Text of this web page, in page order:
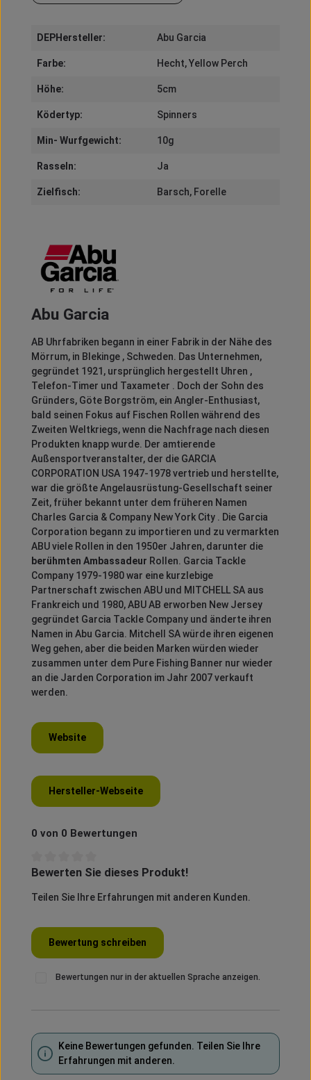
DEPHersteller: Abu Garcia
Farbe: Hecht, Yellow Perch
Höhe: 5cm
Ködertyp: Spinners
Min- Wurfgewicht: 10g
Rasseln: Ja
Zielfisch: Barsch, Forelle
Abu Garcia
AB Uhrfabriken begann in einer Fabrik in der Nähe des
Mörrum, in Blekinge , Schweden. Das Unternehmen,
gegründet 1921, ursprünglich hergestellt Uhren ,
Telefon-Timer und Taxameter . Doch der Sohn des
Gründers, Göte Borgström, ein Angler-Enthusiast,
bald seinen Fokus auf Fischen Rollen während des
Zweiten Weltkriegs, wenn die Nachfrage nach diesen
Produkten knapp wurde. Der amtierende
Außensportveranstalter, der die GARCIA
CORPORATION USA 1947-1978 vertrieb und herstellte,
war die größte Angelausrüstung-Gesellschaft seiner
Zeit, früher bekannt unter dem früheren Namen
Charles Garcia & Company New York City . Die Garcia
Corporation begann zu importieren und zu vermarkten
ABU viele Rollen in den 1950er Jahren, darunter die
berühmten Ambassadeur Rollen. Garcia Tackle
Company 1979-1980 war eine kurzlebige
Partnerschaft zwischen ABU und MITCHELL SA aus
Frankreich und 1980, ABU AB erworben New Jersey
gegründet Garcia Tackle Company und änderte ihren
Namen in Abu Garcia. Mitchell SA würde ihren eigenen
Weg gehen, aber die beiden Marken würden wieder
zusammen unter dem Pure Fishing Banner nur wieder
an die Jarden Corporation im Jahr 2007 verkauft
werden.
Website
Hersteller-Webseite
0 von 0 Bewertungen
Durchschnittliche Bewertung von 0 von 5 Sternen
Bewerten Sie dieses Produkt!
Teilen Sie Ihre Erfahrungen mit anderen Kunden.
Bewertung schreiben
Bewertungen nur in der aktuellen Sprache anzeigen.
Keine Bewertungen gefunden. Teilen Sie Ihre
Erfahrungen mit anderen.